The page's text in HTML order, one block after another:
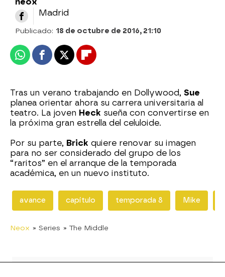
Madrid
Publicado: 18 de octubre de 2016, 21:10
WhatsappFacebook
X Flipboard
Tras un verano trabajando en Dollywood, Sue
planea orientar ahora su carrera universitaria al
teatro. La joven Heck sueña con convertirse en
la próxima gran estrella del celuloide.
Por su parte, Brick quiere renovar su imagen
para no ser considerado del grupo de los
“raritos” en el arranque de la temporada
académica, en un nuevo instituto.
avance capítulo temporada 8 Mike
Neox » Series » The Middle